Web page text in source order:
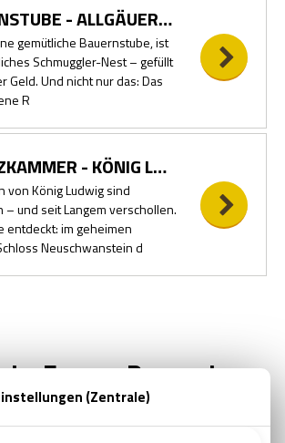
DIE BAUERNSTUBE - ALLGÄUER BERGKÄSEMAFIA
gemütliche Bauernstube, ist
Schmuggler-Nest – gefüllt
Geld. Und nicht nur das: Das
R
DIE SCHATZKAMMER - KÖNIG LUDWIGS JUWELEN
von König Ludwig sind
– und seit Langem verschollen.
entdeckt: im geheimen
Neuschwanstein d
Escape Rooms in
Städten!